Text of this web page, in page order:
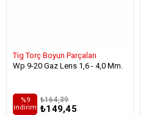
Tig Torç Boyun Parçaları
Wp 9-20 Gaz Lens 1,6 - 4,0 Mm.
₺149,45
₺164,39
%9
i̇ndirim